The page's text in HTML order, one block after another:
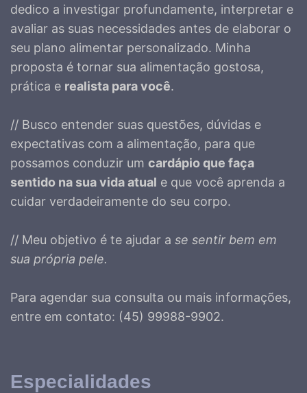
dedico a investigar profundamente, interpretar e
avaliar as suas necessidades antes de elaborar o
seu plano alimentar personalizado. Minha
proposta é tornar sua alimentação gostosa,
prática e realista para você.
// Busco entender suas questões, dúvidas e
expectativas com a alimentação, para que
possamos conduzir um cardápio que faça
sentido na sua vida atual e que você aprenda a
cuidar verdadeiramente do seu corpo.
// Meu objetivo é te ajudar a se sentir bem em
sua própria pele.
Para agendar sua consulta ou mais informações,
entre em contato: (45) 99988-9902.
Especialidades